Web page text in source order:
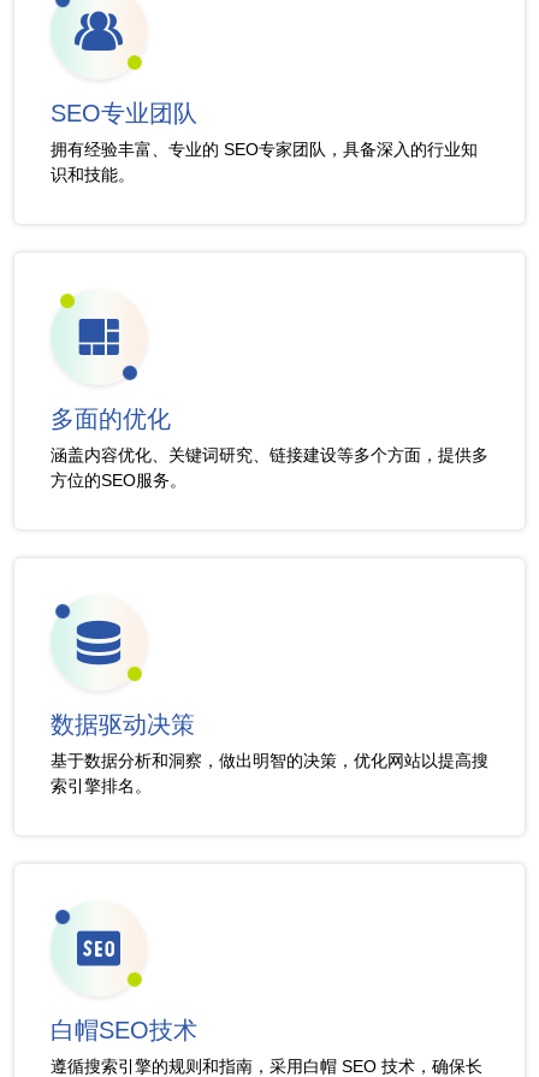
SEO专业团队
拥有经验丰富、专业的 SEO专家团队，具备深入的行业知
识和技能。
多面的优化
涵盖内容优化、关键词研究、链接建设等多个方面，提供多
方位的SEO服务。
数据驱动决策
基于数据分析和洞察，做出明智的决策，优化网站以提高搜
索引擎排名。
白帽SEO技术
遵循搜索引擎的规则和指南，采用白帽 SEO 技术，确保长